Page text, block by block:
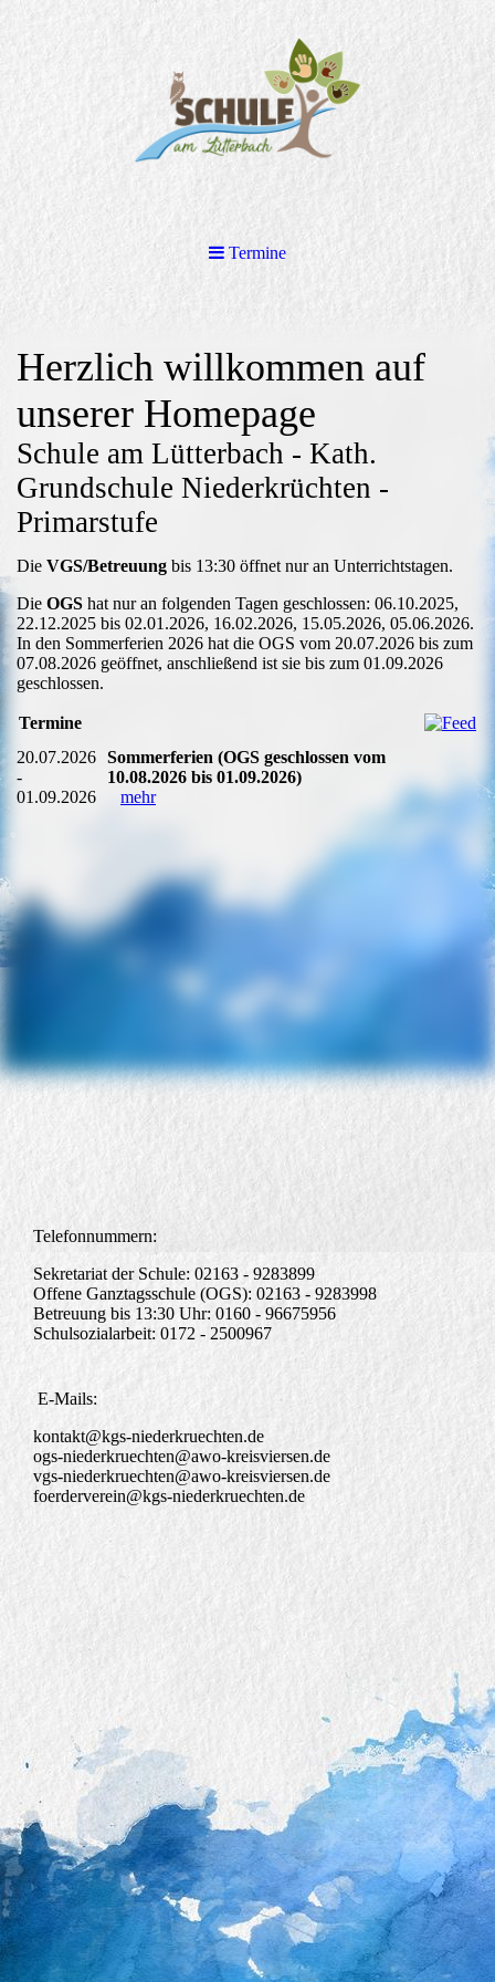
Termine
Herzlich willkommen auf
unserer Homepage
Schule am Lütterbach - Kath.
Grundschule Niederkrüchten -
Primarstufe
Die VGS/Betreuung bis 13:30 öffnet nur an Unterrichtstagen.
Die OGS hat nur an folgenden Tagen geschlossen: 06.10.2025,
22.12.2025 bis 02.01.2026, 16.02.2026, 15.05.2026, 05.06.2026.
In den Sommerferien 2026 hat die OGS vom 20.07.2026 bis zum
07.08.2026 geöffnet, anschließend ist sie bis zum 01.09.2026
geschlossen.
Termine
20.07.2026
-
01.09.2026
Sommerferien (OGS geschlossen vom
10.08.2026 bis 01.09.2026)
mehr
Telefonnummern:
Sekretariat der Schule: 02163 - 9283899
Offene Ganztagsschule (OGS): 02163 - 9283998
Betreuung bis 13:30 Uhr: 0160 - 96675956
Schulsozialarbeit: 0172 - 2500967
E-Mails:
kontakt@kgs-niederkruechten.de
ogs-niederkruechten@awo-kreisviersen.de
vgs-niederkruechten@awo-kreisviersen.de
foerderverein@kgs-niederkruechten.de